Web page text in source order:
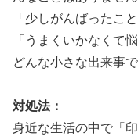
「少しがんばったこ
「うまくいかなくて
どんな小さな出来事
対処法：
身近な生活の中で「